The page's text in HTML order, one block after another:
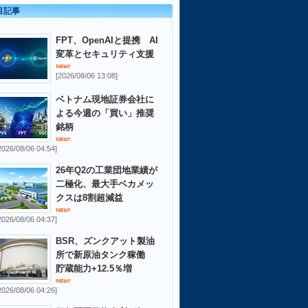
記事
FPT、OpenAIと提携 AI
変革とセキュリティ支援
[2026/08/06 13:08]
ベトナム現地証券会社に
よる今週の「買い」推奨
銘柄
08/06 04:54]
26年Q2の工業団地業績が
二極化、最大手ベカメッ
クスは8割超減益
08/06 04:37]
BSR、ズンクアット製油
所で新原油タンク稼働
貯蔵能力+12.5％増
08/06 04:26]